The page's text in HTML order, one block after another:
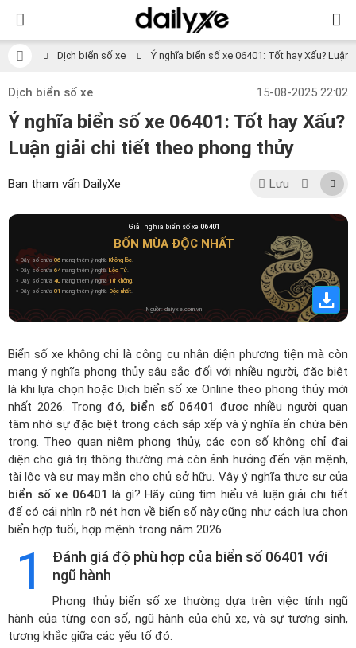
Dịch biển số xe Ý nghĩa biển số xe 06401: Tốt hay Xấu?
Dịch biển số xe 15-08-2025 22:02
Ý nghĩa biển số xe 06401: Tốt hay Xấu?
Luận giải chi tiết theo phong thủy
Ban tham vấn DailyXe Lưu
Giải nghĩa biển số xe 06401
BỐN MÙA ĐỘC NHẤT
» Dãy số chứa06 mang thêm ý nghĩa Không lộc.
» Dãy số chứa 64mang thêm ý nghĩaLộc Tử.
» Dãy số chứa 40 mang thêm ý nghĩaTứ không.
» Dãy số chứa 01 mang thêm ý nghĩa Độc nhất.
Nguồn: dailyxe.com.vn
Biển số xe không chỉ là công cụ nhận diện phương tiện mà còn
mang ý nghĩa phong thủy sâu sắc đối với nhiều người, đặc biệt
là khi lựa chọn hoặcDịch biển số xe Online theo phong thủy mới
nhất 2026. Trong đó, biển số 06401 được nhiều người quan
tâm nhờ sự đặc biệt trong cách sắp xếp và ý nghĩa ẩn chứa bên
trong. Theo quan niệm phong thủy, các con số không chỉ đại
diện cho giá trị thông thường mà còn ảnh hưởng đến vận mệnh,
tài lộc và sự may mắn cho chủ sở hữu. Vậy ý nghĩa thực sự của
biển số xe 06401 là gì? Hãy cùng tìm hiểu và luận giải chi tiết
để có cái nhìn rõ nét hơn về biển số này cũng như cách lựa chọn
biển hợp tuổi, hợp mệnh trong năm 2026
1
Đánh giá độ phù hợp của biển số 06401 với
ngũ hành
Phong thủy biển số xe thường dựa trên việc tính ngũ
hành của từng con số, ngũ hành của chủ xe, và sự tương sinh,
tương khắc giữa các yếu tố đó.